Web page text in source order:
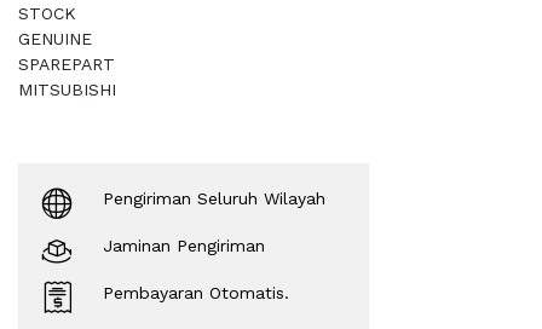
STOCK
GENUINE
SPAREPART
MITSUBISHI
Pengiriman Seluruh Wilayah
Jaminan Pengiriman
Pembayaran Otomatis.